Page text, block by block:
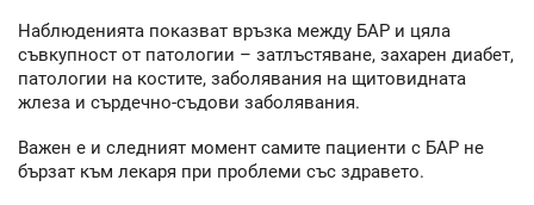
Наблюденията показват връзка между БАР и цяла
съвкупност от патологии – затлъстяване, захарен диабет,
патологии на костите, заболявания на щитовидната
жлеза и сърдечно-съдови заболявания.
Важен е и следният момент самите пациенти с БАР не
бързат към лекаря при проблеми със здравето.